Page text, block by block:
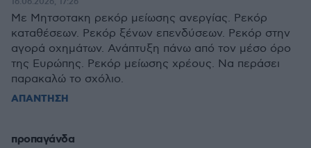
Με Μητσοτακη ρεκόρ μείωσης ανεργίας. Ρεκόρ
καταθέσεων. Ρεκόρ ξένων επενδύσεων. Ρεκόρ στην
αγορά οχημάτων. Ανάπτυξη πάνω από τον μέσο όρο
της Ευρώπης. Ρεκόρ μείωσης χρέους. Να περάσει
παρακαλώ το σχόλιο.
ΑΠΑΝΤΗΣΗ
προπαγάνδα